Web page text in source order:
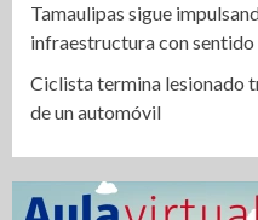
Tamaulipas sigue
infraestructura con sentido
Ciclista termina lesionado
de un automóvil